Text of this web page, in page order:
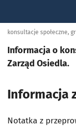
konsultacje społeczne,
Informacja o
Zarząd Osiedla.
Informacja
Notatka z